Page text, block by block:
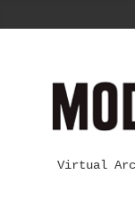
Virtual